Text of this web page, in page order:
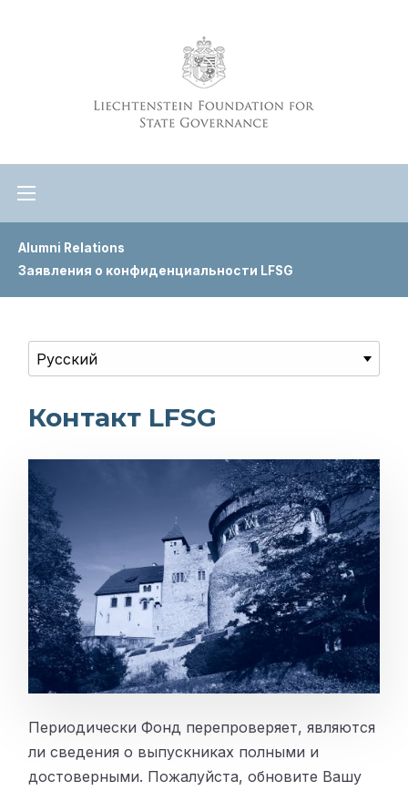
Alumni Relations
Заявления о конфиденциальности LFSG
Контакт LFSG
Периодически Фонд перепроверяет, являются
ли сведения о выпускниках полными и
достоверными. Пожалуйста, обновите Вашу